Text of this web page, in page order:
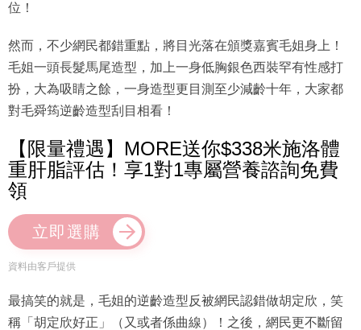
位！
然而，不少網民都錯重點，將目光落在頒獎嘉賓毛姐身上！
毛姐一頭長髮馬尾造型，加上一身低胸銀色西裝罕有性感打
扮，大為吸睛之餘，一身造型更目測至少減齡十年，大家都
對毛舜筠逆齡造型刮目相看！
【限量禮遇】MORE送你$338米施洛體
重肝脂評估！享1對1專屬營養諮詢免費
領
立即選購
資料由客戶提供
最搞笑的就是，毛姐的逆齡造型反被網民認錯做胡定欣，笑
稱「胡定欣好正」（又或者係曲線）！之後，網民更不斷留